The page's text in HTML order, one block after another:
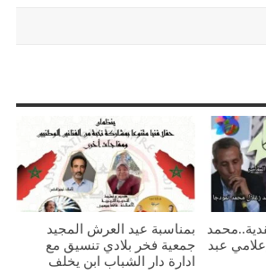
عبد
بمناسبة عيد العرش المجيد
جمعية فخر بلادي تنسيق مع
ادارة دار الشباب ابن يخلف